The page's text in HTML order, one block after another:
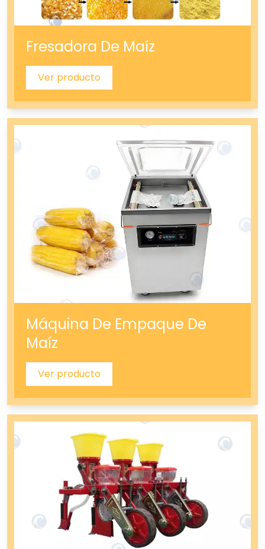
Fresadora De Maíz
Ver producto
Máquina De Empaque De
Maíz
Ver producto